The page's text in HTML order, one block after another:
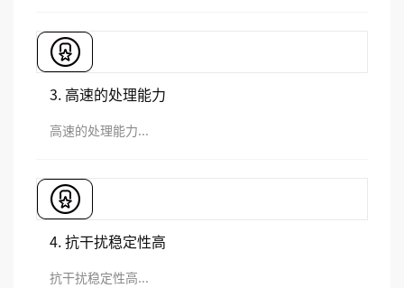
3. 高速的处理能力
高速的处理能力...
4. 抗干扰稳定性高
抗干扰稳定性高...